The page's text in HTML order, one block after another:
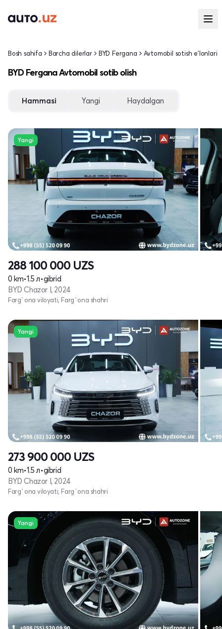
Bosh sahifa Barcha dilerlar BYD Fergana Avtomobil sotish e'lonlari
BYD Fergana Avtomobil sotib olish
Hammasi Yangi Haydalgan
Yangi
288 100 000 UZS
0 km•1.5 л•gibrid
BYD Chazor I, 2024
Farg`ona viloyati, Farg`ona shahri
Yangi
273 900 000 UZS
0 km•1.5 л•gibrid
BYD Chazor I, 2024
Farg`ona viloyati, Farg`ona shahri
Yangi